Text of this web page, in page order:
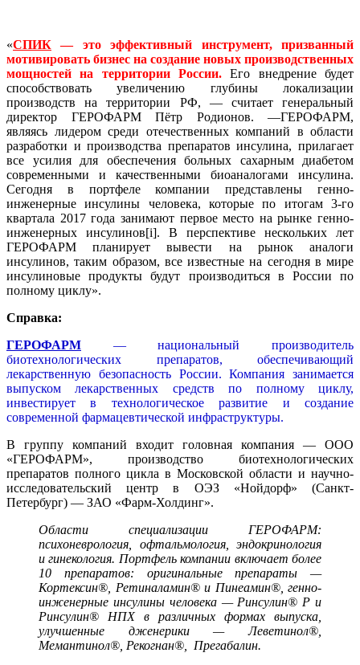
«СПИК — это эффективный инструмент, призванный
мотивировать бизнес на создание новых производственных
мощностей на территории России. Его внедрение будет
способствовать увеличению глубины локализации
производств на территории РФ, — считает генеральный
директор ГЕРОФАРМ Пётр Родионов. —ГЕРОФАРМ,
являясь лидером среди отечественных компаний в области
разработки и производства препаратов инсулина, прилагает
все усилия для обеспечения больных сахарным диабетом
современными и качественными биоаналогами инсулина.
Сегодня в портфеле компании представлены генно-
инженерные инсулины человека, которые по итогам 3-го
квартала 2017 года занимают первое место на рынке генно-
инженерных инсулинов[i]. В перспективе нескольких лет
ГЕРОФАРМ планирует вывести на рынок аналоги
инсулинов, таким образом, все известные на сегодня в мире
инсулиновые продукты будут производиться в России по
полному циклу».
Справка:
ГЕРОФАРМ — национальный производитель
биотехнологических препаратов, обеспечивающий
лекарственную безопасность России. Компания занимается
выпуском лекарственных средств по полному циклу,
инвестирует в технологическое развитие и создание
современной фармацевтической инфраструктуры.
В группу компаний входит головная компания — ООО
«ГЕРОФАРМ», производство биотехнологических
препаратов полного цикла в Московской области и научно-
исследовательский центр в ОЭЗ «Нойдорф» (Санкт-
Петербург) — ЗАО «Фарм-Холдинг».
Области специализации ГЕРОФАРМ:
психоневрология, офтальмология, эндокринология
и гинекология. Портфель компании включает более
10 препаратов: оригинальные препараты —
Кортексин®, Ретиналамин® и Пинеамин®, генно-
инженерные инсулины человека — Ринсулин® Р и
Ринсулин® НПХ в различных формах выпуска,
улучшенные дженерики — Леветинол®,
Мемантинол®, Рекогнан®, Прегабалин.